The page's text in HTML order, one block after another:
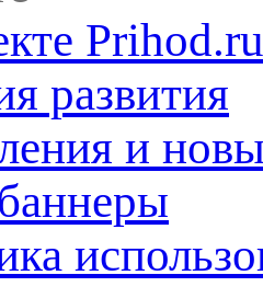
Prihod.ru
развития
и